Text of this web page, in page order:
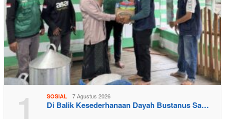
1 SOSIAL 7 Agustus 2026
Di Balik Kesederhanaan Dayah Bustanus Sa…